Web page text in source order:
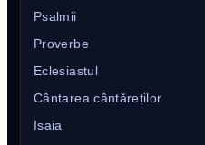
Psalmii
Proverbe
Eclesiastul
Cântarea cântăreților
Isaia